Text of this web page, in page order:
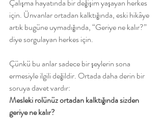
Çalışma hayatında bir değişim yaşayan herkes
için. Ünvanlar ortadan kalktığında, eski hikâye
artık bugüne uymadığında, “Geriye ne kalır?”
diye sorgulayan herkes için.
Çünkü bu anlar sadece bir şeylerin sona
ermesiyle ilgili değildir. Ortada daha derin bir
soruya davet vardır:
Mesleki rolünüz ortadan kalktığında sizden
geriye ne kalır?